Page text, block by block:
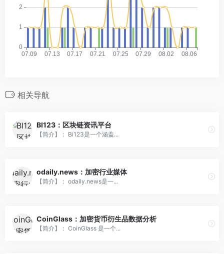
相关导航
BI123：区块链资讯平台
【简介】： Bi123是一个涵盖...
odaily.news：加密行业媒体
【简介】： odaily.news是一...
CoinGlass：加密货币衍生品数据分析
【简介】： CoinGlass 是一个...